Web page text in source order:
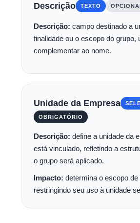
Descrição TEXTO
Descrição: campo destinado a
finalidade ou o escopo do grupo,
complementar ao nome.
Unidade da Empresa
OBRIGATÓRIO
Descrição: define a unidade da
está vinculado, refletindo a
o grupo será aplicado.
Impacto: determina o escopo
restringindo seu uso à unidade